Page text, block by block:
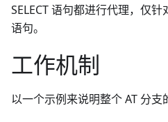
SELECT 语句都进行代理，仅针
语句。
工作机制
以一个示例来说明整个 AT 分支